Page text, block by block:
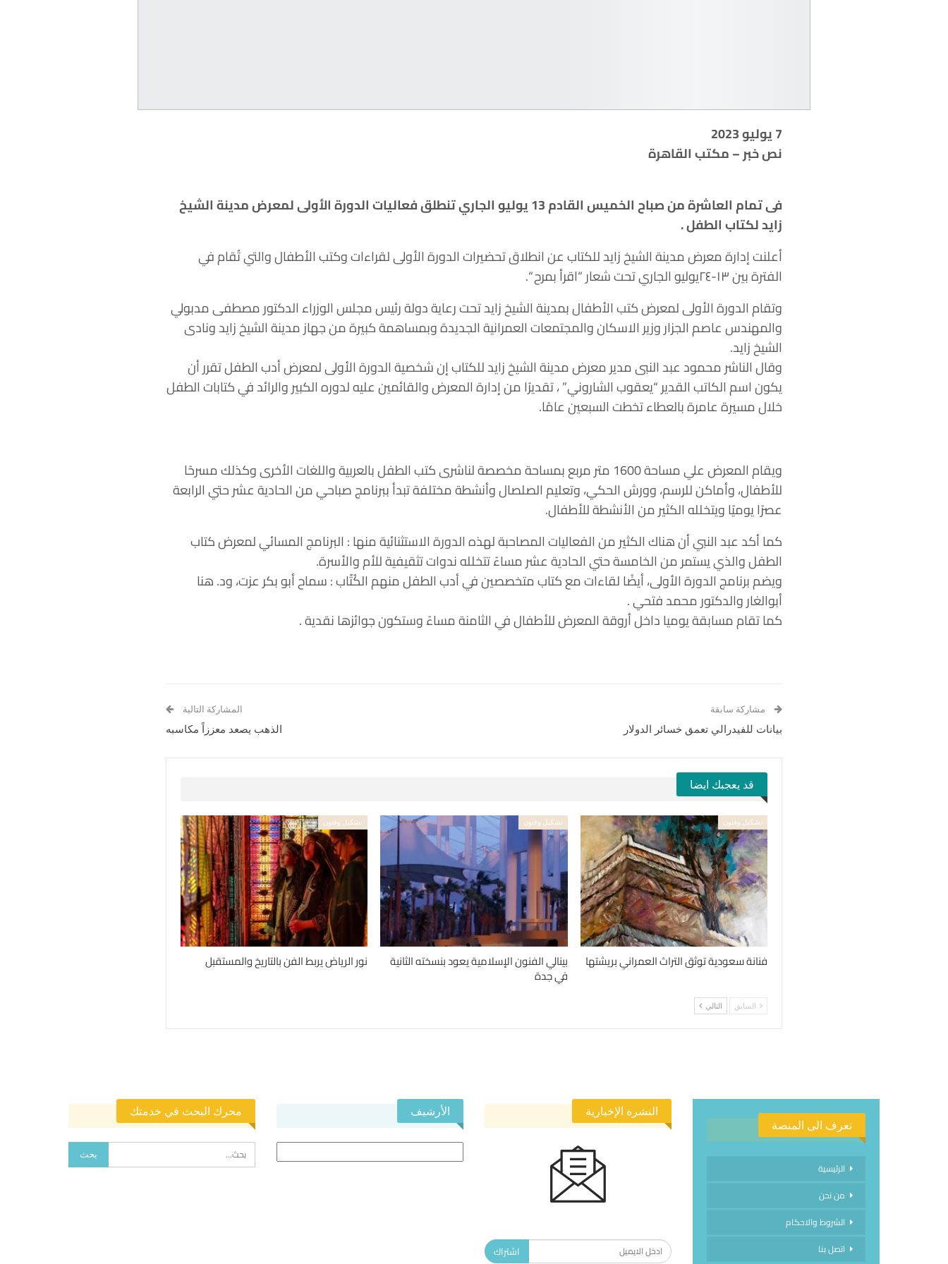
7 يوليو 2023
نص خبر – مكتب القاهرة
فى تمام العاشرة من صباح الخميس القادم 13 يوليو الجاري تنطلق فعاليات الدورة الأولى لمعرض مدينة الشيخ
زايد لكتاب الطفل .
أعلنت إدارة معرض مدينة الشيخ زايد للكتاب عن انطلاق تحضيرات الدورة الأولى لقراءات وكتب الأطفال والتي تُقام في
الفترة بين ١٣-٢٤يوليو الجاري تحت شعار “اقرأ بمرح “.
وتقام الدورة الأولى لمعرض كتب الأطفال بمدينة الشيخ زايد تحت رعاية دولة رئيس مجلس الوزراء الدكتور مصطفى مدبولي
والمهندس عاصم الجزار وزير الاسكان والمجتمعات العمرانية الجديدة وبمساهمة كبيرة من جهاز مدينة الشيخ زايد ونادى
الشيخ زايد.
وقال الناشر محمود عبد النبى مدير معرض مدينة الشيخ زايد للكتاب إن شخصية الدورة الأولى لمعرض أدب الطفل تقرر أن
يكون اسم الكاتب القدير “يعقوب الشاروني” ، تقديرًا من إدارة المعرض والقائمين عليه لدوره الكبير والرائد في كتابات الطفل
خلال مسيرة عامرة بالعطاء تخطت السبعين عامًا.
ويقام المعرض علي مساحة 1600 متر مربع بمساحة مخصصة لناشرى كتب الطفل بالعربية واللغات الأخرى وكذلك مسرحًا
للأطفال، وأماكن للرسم، وورش الحكي، وتعليم الصلصال وأنشطة مختلفة تبدأ ببرنامج صباحي من الحادية عشر حتي الرابعة
عصرًا يوميًا ويتخلله الكثير من الأنشطة للأطفال.
كما أكد عبد النبي أن هناك الكثير من الفعاليات المصاحبة لهذه الدورة الاستثنائية منها : البرنامج المسائي لمعرض كتاب
الطفل والذي يستمر من الخامسة حتي الحادية عشر مساءً تتخلله ندوات تثقيفية للأم والأسرة.
ويضم برنامج الدورة الأولى، أيضًا لقاءات مع كتاب متخصصين في أدب الطفل منهم الكُتّاب : سماح أبو بكر عزت، ود. هنا
أبوالغار والدكتور محمد فتحي .
كما تقام مسابقة يوميا داخل أروقة المعرض للأطفال في الثامنة مساءً وستكون جوائزها نقدية .
مشاركة سابقة
بيانات للفيدرالي تعمق خسائر الدولار
المشاركة التالية
الذهب يصعد معززاً مكاسبه
قد يعجبك ايضا
تشكيل وفنون
فنانة سعودية توثق التراث العمراني بريشتها
تشكيل وفنون
بينالي الفنون الإسلامية يعود بنسخته الثانية
في جدة
تشكيل وفنون
نور الرياض يربط الفن بالتاريخ والمستقبل
السابق التالي
تعرف الى المنصة
الرئيسية
من نحن
الشروط والاحكام
اتصل بنا
النشرة الإخبارية
اشتراك
الأرشيف محرك البحث في خدمتك